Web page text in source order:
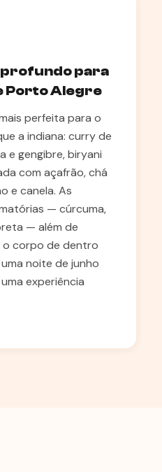
para
Porto Alegre
perfeita para o
a indiana: curry de
e gengibre, biryani
com açafrão, chá
e canela. As
— cúrcuma,
— além de
o corpo de dentro
noite de junho
experiência